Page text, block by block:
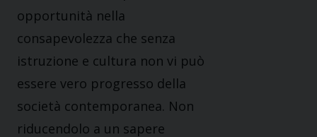
opportunità nella
consapevolezza che senza
istruzione e cultura non vi può
essere vero progresso della
società contemporanea. Non
riducendolo a un sapere